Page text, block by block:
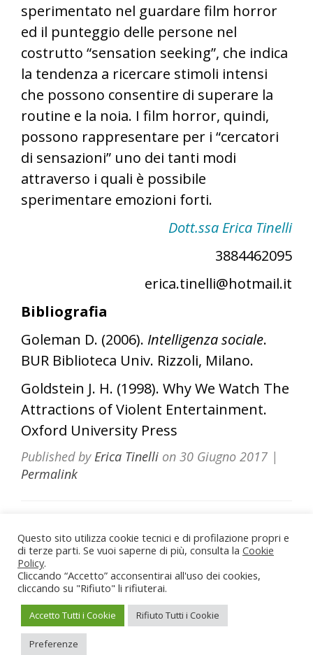
sperimentato nel guardare film horror
ed il punteggio delle persone nel
costrutto “sensation seeking”, che indica
la tendenza a ricercare stimoli intensi
che possono consentire di superare la
routine e la noia. I film horror, quindi,
possono rappresentare per i “cercatori
di sensazioni” uno dei tanti modi
attraverso i quali è possibile
sperimentare emozioni forti.
Dott.ssa Erica Tinelli
3884462095
erica.tinelli@hotmail.it
Bibliografia
Goleman D. (2006). Intelligenza sociale.
BUR Biblioteca Univ. Rizzoli, Milano.
Goldstein J. H. (1998). Why We Watch The
Attractions of Violent Entertainment.
Oxford University Press
Published by Erica Tinelli on 30 Giugno 2017 |
Permalink
Dott.ssa Erica Tinelli Psicologa
Partita IVA: 02211710567
Iscrizione Albo Psicologi del Lazio n. 22166
erica.tinelli@hotmail.it-3884462095
Questo sito utilizza cookie tecnici e di profilazione propri e
di terze parti. Se vuoi saperne di più, consulta la Cookie
Policy.
Cliccando “Accetto” acconsentirai all'uso dei cookies,
cliccando su "Rifiuto" li rifiuterai.
Accetto Tutti i Cookie Rifiuto Tutti i Cookie
Preferenze